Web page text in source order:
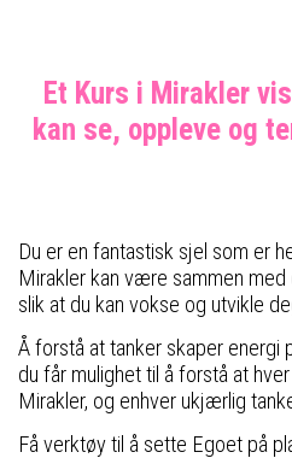
Et Kurs i Mirakler
kan se, oppleve og
Du er en fantastisk sjel som er
Mirakler kan være sammen
slik at du kan vokse og utvikle
Å forstå at tanker skaper energi
du får mulighet til å forstå at
Mirakler, og enhver ukjærlig
Få verktøy til å sette Egoet på